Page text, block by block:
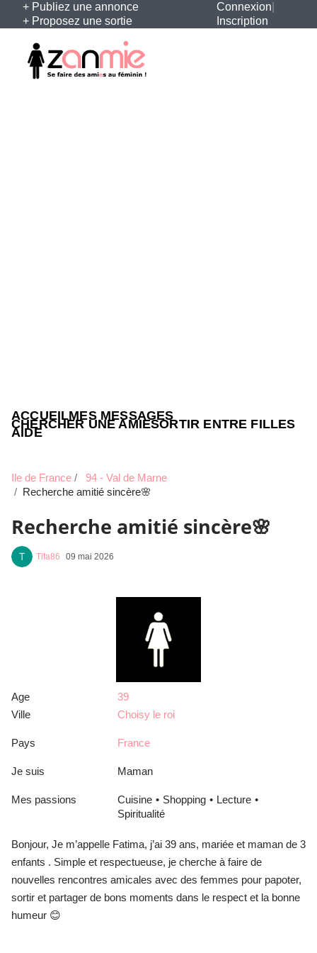
+ Publiez une annonce
+ Proposez une sortie
Connexion
Inscription
ACCUEILMES MESSAGES
CHERCHER UNE AMIESORTIR ENTRE FILLES
AIDE
Ile de France
94 - Val de Marne
Recherche amitié sincère🌸
Recherche amitié sincère🌸
Tifa86 09 mai 2026
Age
39
Ville
Choisy le roi
Pays France
Je suis Maman
Mes passions Cuisine Shopping
Lecture
Spiritualité
Bonjour, Je m’appelle Fatima, j’ai 39 ans, mariée et maman de 3
enfants . Simple et respectueuse, je cherche à faire de
nouvelles rencontres amicales avec des femmes pour papoter,
sortir et partager de bons moments dans le respect et la bonne
humeur 😊